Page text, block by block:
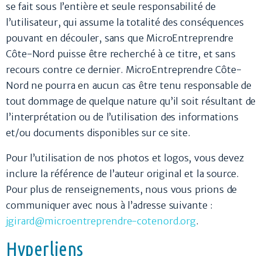
se fait sous l’entière et seule responsabilité de
l’utilisateur, qui assume la totalité des conséquences
pouvant en découler, sans que MicroEntreprendre
Côte-Nord puisse être recherché à ce titre, et sans
recours contre ce dernier. MicroEntreprendre Côte-
Nord ne pourra en aucun cas être tenu responsable de
tout dommage de quelque nature qu’il soit résultant de
l’interprétation ou de l’utilisation des informations
et/ou documents disponibles sur ce site.
Pour l’utilisation de nos photos et logos, vous devez
inclure la référence de l’auteur original et la source.
Pour plus de renseignements, nous vous prions de
communiquer avec nous à l’adresse suivante :
jgirard@microentreprendre-cotenord.org.
Hyperliens